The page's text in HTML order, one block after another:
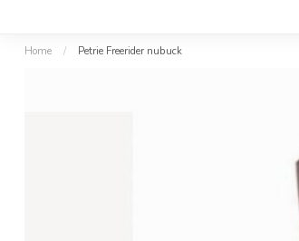
Home / Petrie Freerider nubuck